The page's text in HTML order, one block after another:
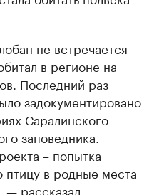
не встречается
в регионе на
Последний раз
задокументировано
Саралинского
заповедника.
– попытка
птицу в родные места
— рассказал